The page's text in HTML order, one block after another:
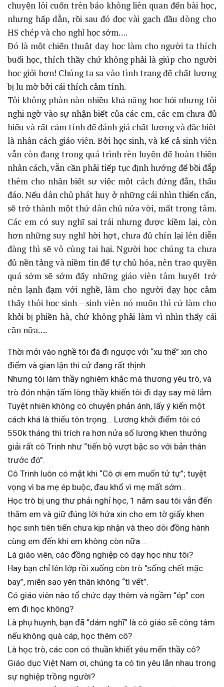
chuyện lôi cuốn trên báo không liên quan đến bài học,
nhưng hấp dẫn, rồi sau đó đọc vài gạch đầu dòng cho
HS chép và cho nghỉ học sớm….
Đó là một chiến thuật dạy học làm cho người ta thích
buổi học, thích thầy chứ không phải là giúp cho người
học giỏi hơn! Chúng ta sa vào tình trạng để chất lượng
bị lu mờ bởi cái thích cảm tính.
Tôi không phàn nàn nhiều khả năng học hỏi nhưng tôi
nghi ngờ vào sự nhận biết của các em, các em chưa đủ
hiểu và rất cảm tính để đánh giá chất lượng và đặc biệt
là nhân cách giáo viên. Bởi học sinh, và kể cả sinh viên
vẫn còn đang trong quá trình rèn luyện để hoàn thiện
nhân cách, vẫn cần phải tiếp tục định hướng để bồi đắp
thêm cho nhận biết sự việc một cách đứng đắn, thấu
đáo. Nếu dân chủ phát huy ở những cái nhìn thiển cẩn,
sẽ trở thành một thứ dân chủ nửa vời, mất trọng tâm.
Các em có suy nghĩ sai trái nhưng được kiềm lại, còn
hơn những suy nghĩ hời hợt, chưa đủ chín lại lên diễn
đàng thì sẽ vô cùng tai hại. Người học chúng ta chưa
đủ nền tảng và niềm tin để tự chủ hóa, nên trao quyền
quá sớm sẽ sớm đẩy những giáo viên tâm huyết trở
nên lạnh đạm với nghề, làm cho người dạy học cảm
thấy thôi học sinh – sinh viên nó muốn thì cứ làm cho
khỏi bị phiền hà, chứ không phải làm vì nhìn thấy cái
cần nữa….
Thời mới vào nghề tôi đã đi ngược với “xu thế” xin cho
điểm và gian lận thi cử đang rất thịnh.
Nhưng tôi làm thầy nghiêm khắc mà thương yêu trò, và
trò đón nhận tấm lòng thầy khiến tôi đi dạy say mê lắm.
Tuyệt nhiên không có chuyện phản ánh, lấy ý kiến một
cách khá là thiếu tôn trọng… Lương khởi điểm tôi có
550k tháng thì trích ra hơn nửa số lương khen thưởng
giải rất cô Trinh như “tiến bộ vượt bậc so với bản thân
trước đó”.
Cô Trinh luôn có mặt khi “Cô ơi em muốn tử tự”; tuyệt
vọng vì ba mẹ ép buộc, đau khổ vì mẹ mất sớm..
Học trò bị ung thư phải nghỉ học, 1 năm sau tôi vẫn đến
thăm em và giữ đúng lời hứa xin cho em tờ giấy khen
học sinh tiên tiến chưa kịp nhận và theo dõi đồng hành
cùng em đến khi em không còn nữa….
Là giáo viên, các đồng nghiệp có dạy học như tôi?
Hay bạn chỉ lên lớp rồi xuống còn trò “sống chết mặc
bay”, miễn sao yên thân không “tì vết”.
Có giáo viên nào tổ chức dạy thêm và ngầm “ép” con
em đi học không?
Là phụ huynh, bạn đã “dám nghĩ” là cô giáo sẽ công tâm
nếu không quà cáp, học thêm cô?
Là học trò, các con có thuần khiết yêu mến thầy cô?
Giáo dục Việt Nam ơi, chúng ta có tin yêu lẫn nhau trong
sự nghiệp trồng người?